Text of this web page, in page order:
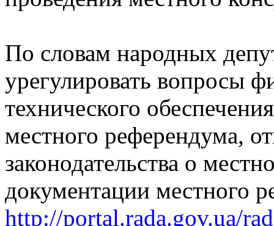
По словам народных
урегулировать вопросы
технического
местного референдума,
законодательства о
документации местного
http://portal.rada.gov.ua/